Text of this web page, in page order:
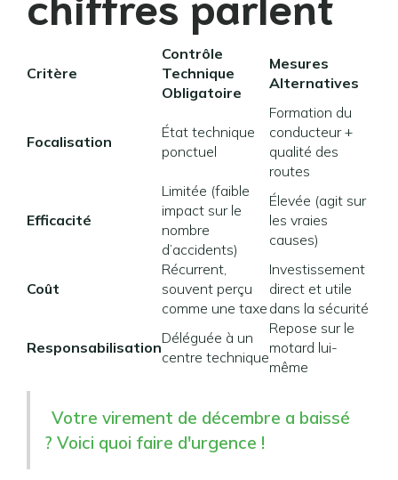
Critère
Contrôle
Technique
Obligatoire
Mesures
Alternatives
Focalisation
État technique
ponctuel
Formation du
conducteur +
qualité des
routes
Efficacité
Limitée (faible
impact sur le
nombre
d’accidents)
Élevée (agit sur
les vraies
causes)
Coût
Récurrent,
souvent perçu
comme une taxe
Investissement
direct et utile
dans la sécurité
Responsabilisation
Déléguée à un
centre technique
Repose sur le
motard lui-
même
Votre virement de décembre a baissé
? Voici quoi faire d'urgence !